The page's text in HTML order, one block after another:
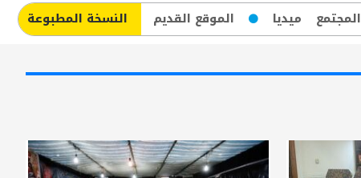
المجتمع ميديا الموقع القديم ​النسخة المطبوعة